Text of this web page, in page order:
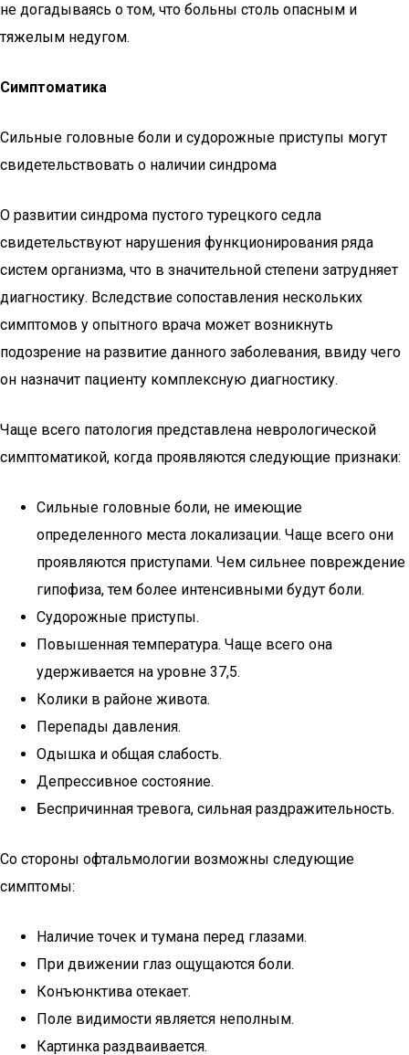
не догадываясь о том, что больны столь опасным и
тяжелым недугом.
Симптоматика
Сильные головные боли и судорожные приступы могут
свидетельствовать о наличии синдрома
О развитии синдрома пустого турецкого седла
свидетельствуют нарушения функционирования ряда
систем организма, что в значительной степени затрудняет
диагностику. Вследствие сопоставления нескольких
симптомов у опытного врача может возникнуть
подозрение на развитие данного заболевания, ввиду чего
он назначит пациенту комплексную диагностику.
Чаще всего патология представлена неврологической
симптоматикой, когда проявляются следующие признаки:
Сильные головные боли, не имеющие
определенного места локализации. Чаще всего они
проявляются приступами. Чем сильнее повреждение
гипофиза, тем более интенсивными будут боли.
Судорожные приступы.
Повышенная температура. Чаще всего она
удерживается на уровне 37,5.
Колики в районе живота.
Перепады давления.
Одышка и общая слабость.
Депрессивное состояние.
Беспричинная тревога, сильная раздражительность.
Со стороны офтальмологии возможны следующие
симптомы:
Наличие точек и тумана перед глазами.
При движении глаз ощущаются боли.
Конъюнктива отекает.
Поле видимости является неполным.
Картинка раздваивается.